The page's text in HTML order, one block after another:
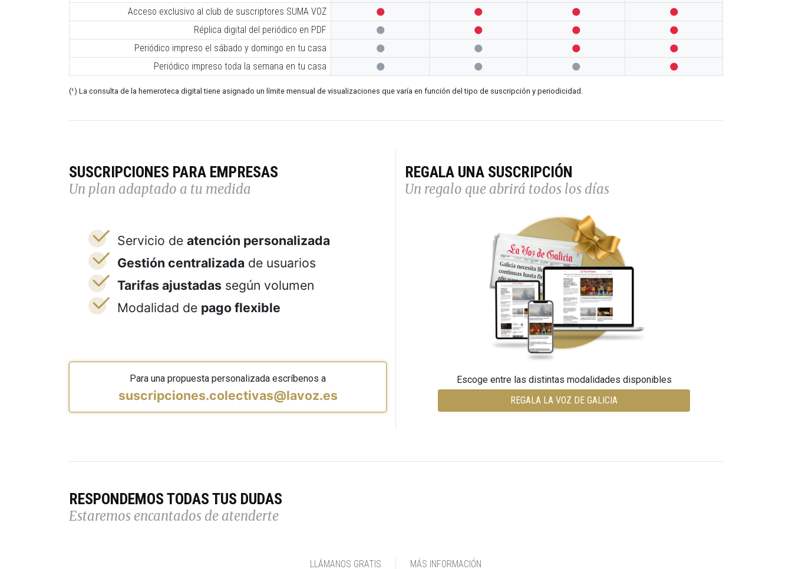
Acceso exclusivo al club de suscriptores SUMA VOZ    
Réplica digital del periódico en PDF    
Periódico impreso el sábado y domingo en tu casa    
Periódico impreso toda la semana en tu casa    
(¹) La consulta de la hemeroteca digital tiene asignado un límite mensual de visualizaciones que varía en función del tipo de suscripción y periodicidad.
SUSCRIPCIONES PARA EMPRESAS
Un plan adaptado a tu medida
Servicio de atención personalizada
Gestión centralizada de usuarios
Tarifas ajustadas según volumen
Modalidad de pago flexible
Para una propuesta personalizada escríbenos a
suscripciones.colectivas@lavoz.es
REGALA UNA SUSCRIPCIÓN
Un regalo que abrirá todos los días
Escoge entre las distintas modalidades disponibles
REGALA LA VOZ DE GALICIA
RESPONDEMOS TODAS TUS DUDAS
Estaremos encantados de atenderte
LLÁMANOS GRATIS MÁS INFORMACIÓN